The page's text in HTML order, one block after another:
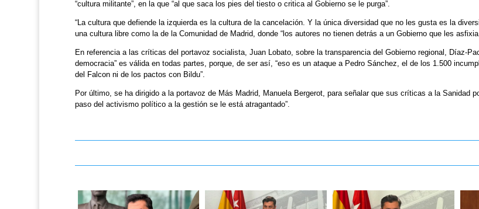
“cultura militante”, en la que “al que saca los pies del tiesto o critica al Gobierno se le purga”.
“La cultura que defiende la izquierda es la cultura de la cancelación. Y la única diversidad que no les gusta es la
una cultura libre como la de la Comunidad de Madrid, donde “los autores no tienen detrás a un Gobierno que les
En referencia a las críticas del portavoz socialista, Juan Lobato, sobre la transparencia del Gobierno regional, Díaz-
democracia” es válida en todas partes, porque, de ser así, “eso es un ataque a Pedro Sánchez, el de los 1.500
del Falcon ni de los pactos con Bildu”.
Por último, se ha dirigido a la portavoz de Más Madrid, Manuela Bergerot, para señalar que sus críticas a la Sanidad
paso del activismo político a la gestión se le está atragantado”.